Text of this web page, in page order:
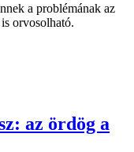
a problémának az
orvosolható.
az ördög a